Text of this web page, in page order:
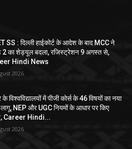
SS : दिल्ली हाईकोर्ट के आदेश के बाद MCC ने
2 का शेड्यूल बदला, रजिस्ट्रेशन 9 अगस्त से,
Hindi News
2026
के विश्वविद्यालयों में पीजी कोर्स के 46 विषयों का नया
लागू, NEP और UGC नियमों के आधार पर किए
Career Hindi...
2026